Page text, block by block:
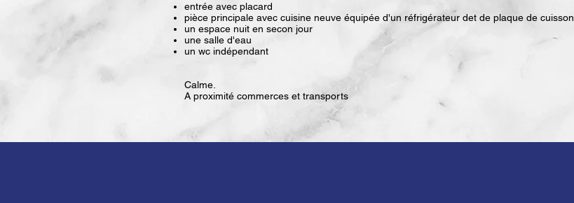
entrée avec placard
pièce principale avec cuisine neuve équipée d'un réfrigérateur det de plaque de cuisson
un espace nuit en secon jour
une salle d'eau
un wc indépendant
Calme.
A proximité commerces et transports